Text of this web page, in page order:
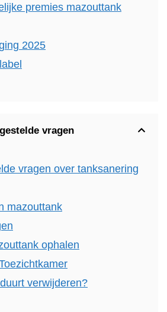
premies mazouttank
2025
vragen
vragen over tanksanering
mazouttank
ophalen
verwijderen?